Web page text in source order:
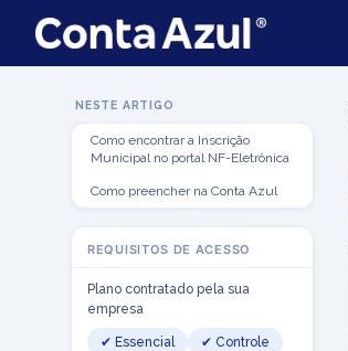
NESTE ARTIGO
Como encontrar a Inscrição
Municipal no portal NF-Eletrônica
Como preencher na Conta Azul
REQUISITOS DE ACESSO
Plano contratado pela sua
empresa
✔ Essencial
✔ Controle